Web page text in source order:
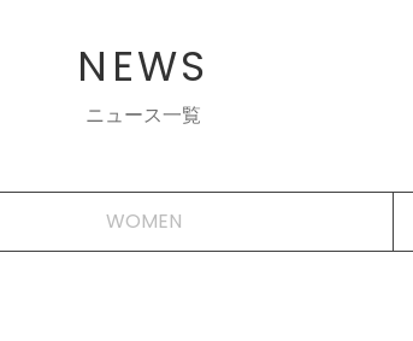
NEWS
ニュース一覧
WOMEN